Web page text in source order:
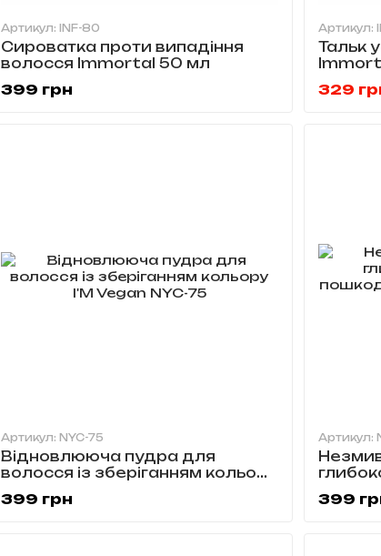
Артикул: INF-80
Сироватка проти випадіння
волосся Immortal 50 мл
399 грн
Артикул:
Тальк
329
Артикул: NYC-75
Відновлююча пудра для
волосся із зберіганням кольору
399 грн
Артикул:
Vegan
399